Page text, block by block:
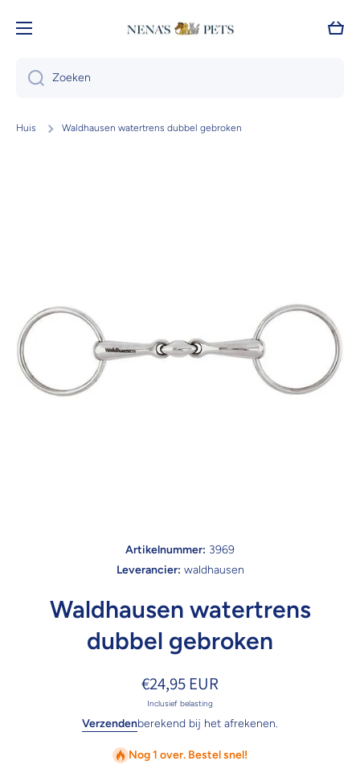
Doorgaan naar artikel
Zoeken
Huis Waldhausen watertrens dubbel gebroken
Artikelnummer: 3969
Leverancier: waldhausen
Waldhausen watertrens
dubbel gebroken
€24,95 EUR
Inclusief belasting
Verzendenberekend bij het afrekenen.
Nog 1 over. Bestel snel!